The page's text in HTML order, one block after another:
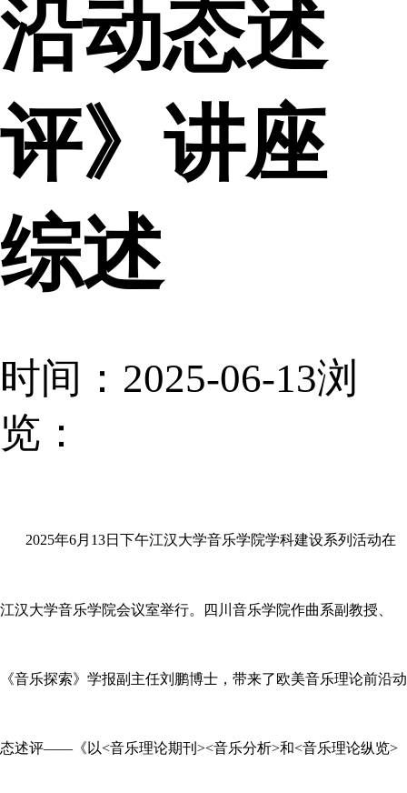
沿动态述
评》讲座
综述
时间：2025-06-13浏
览：
2025年6月 13日下午江汉大学音乐学院学科建设系列活动在
江汉大学音乐学院会议室举行。 四川音乐学院作曲系副教授、
《音乐探索》学报副主任刘鹏博士 ，带来了欧美音乐理论前沿动
态述评——《 以<音乐理论期刊 ><音乐分析>和<音乐理论纵览>